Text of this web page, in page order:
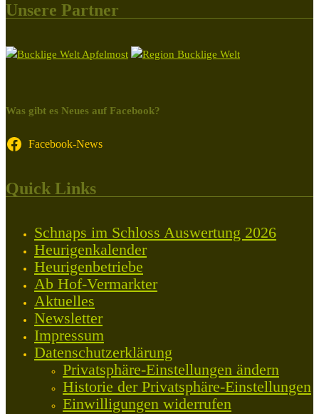
Unsere Partner
Was gibt es Neues auf Facebook?
Facebook-News
Quick Links
Schnaps im Schloss Auswertung 2026
Heurigenkalender
Heurigenbetriebe
Ab Hof-Vermarkter
Aktuelles
Newsletter
Impressum
Datenschutzerklärung
Privatsphäre-Einstellungen ändern
Historie der Privatsphäre-Einstellungen
Einwilligungen widerrufen